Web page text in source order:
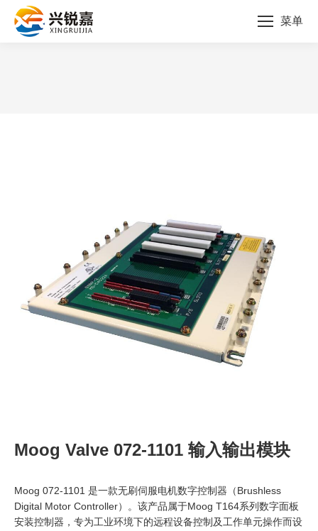
菜单
Moog Valve 072-1101 输入输出模块
Moog 072-1101 是一款无刷伺服电机数字控制器（Brushless
Digital Motor Controller）。该产品属于Moog T164系列数字面板
安装控制器，专为工业环境下的远程设备控制及工作单元操作而设